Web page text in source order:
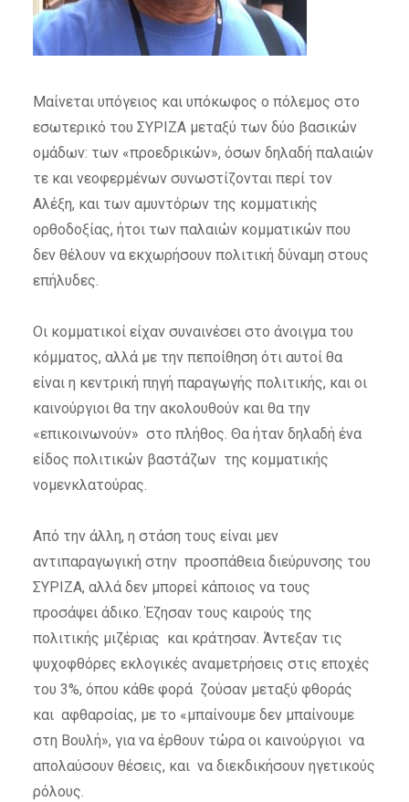
Μαίνεται υπόγειος και υπόκωφος ο πόλεμος στο
εσωτερικό του ΣΥΡΙΖΑ μεταξύ των δύο βασικών
ομάδων: των «προεδρικών», όσων δηλαδή παλαιών
τε και νεοφερμένων συνωστίζονται περί τον
Αλέξη, και των αμυντόρων της κομματικής
ορθοδοξίας, ήτοι των παλαιών κομματικών που
δεν θέλουν να εκχωρήσουν πολιτική δύναμη στους
επήλυδες.
Οι κομματικοί είχαν συναινέσει στο άνοιγμα του
κόμματος, αλλά με την πεποίθηση ότι αυτοί θα
είναι η κεντρική πηγή παραγωγής πολιτικής, και οι
καινούργιοι θα την ακολουθούν και θα την
«επικοινωνούν» στο πλήθος. Θα ήταν δηλαδή ένα
είδος πολιτικών βαστάζων της κομματικής
νομενκλατούρας.
Από την άλλη, η στάση τους είναι μεν
αντιπαραγωγική στην προσπάθεια διεύρυνσης του
ΣΥΡΙΖΑ, αλλά δεν μπορεί κάποιος να τους
προσάψει άδικο. Έζησαν τους καιρούς της
πολιτικής μιζέριας και κράτησαν. Άντεξαν τις
ψυχοφθόρες εκλογικές αναμετρήσεις στις εποχές
του 3%, όπου κάθε φορά ζούσαν μεταξύ φθοράς
και αφθαρσίας, με το «μπαίνουμε δεν μπαίνουμε
στη Βουλή», για να έρθουν τώρα οι καινούργιοι να
απολαύσουν θέσεις, και να διεκδικήσουν ηγετικούς
ρόλους.